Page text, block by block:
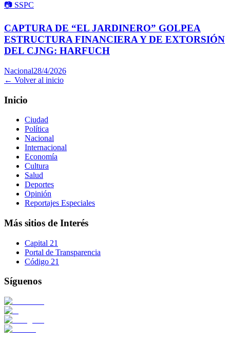
📷 SSPC
CAPTURA DE “EL JARDINERO” GOLPEA
ESTRUCTURA FINANCIERA Y DE EXTORSIÓN
DEL CJNG: HARFUCH
Nacional28/4/2026
← Volver al inicio
Inicio
Ciudad
Política
Nacional
Internacional
Economía
Cultura
Salud
Deportes
Opinión
Reportajes Especiales
Más sitios de Interés
Capital 21
Portal de Transparencia
Código 21
Síguenos